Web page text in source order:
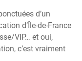
d’un
d’Île-de-France
VIP… et oui,
c’est vraiment